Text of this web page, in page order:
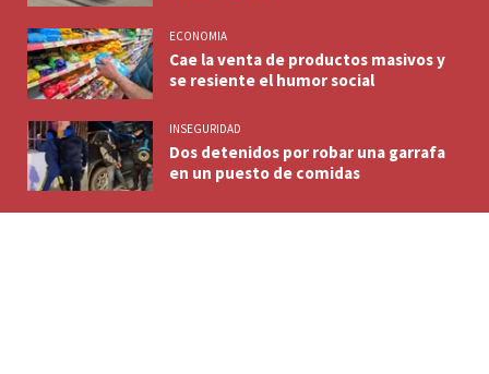
ECONOMIA
Cae la venta de productos masivos y
se resiente el humor social
INSEGURIDAD
Dos detenidos por robar una garrafa
en un puesto de comidas